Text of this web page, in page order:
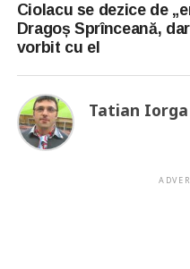
Ciolacu se dezice de
Dragoș Sprînceană,
vorbit cu el
Tatian Iorga